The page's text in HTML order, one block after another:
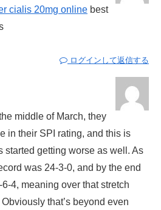
cialis 20mg online best
ログインして返信する
middle of March, they
in their SPI rating, and this is
started getting worse as well. As
was 24-3-0, and by the end
4, meaning over that stretch
that’s beyond even